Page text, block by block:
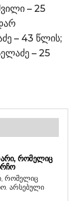
– 25
– 43 წლის;
– 25
ᲠᲝᲛᲔᲚᲘᲪ
რომელიც
არსებული